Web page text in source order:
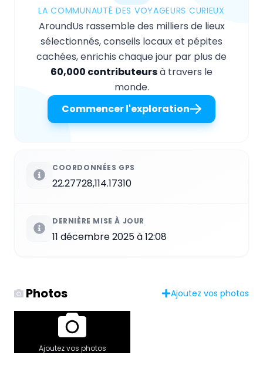
LA COMMUNAUTÉ DES VOYAGEURS CURIEUX
AroundUs rassemble des milliers de lieux
sélectionnés, conseils locaux et pépites
cachées, enrichis chaque jour par plus de
60,000 contributeursà travers le
monde.
Commencer l'exploration
COORDONNÉES GPS
22.27728,114.17310
DERNIÈRE MISE À JOUR
11 décembre 2025 à 12:08
Photos Ajoutez vos photos
Ajoutez vos photos